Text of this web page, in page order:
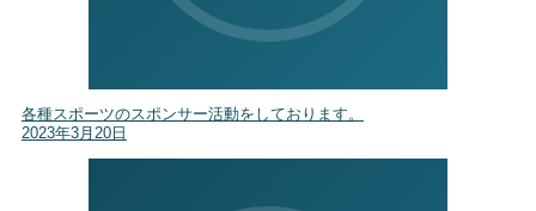
各種スポーツのスポンサー活動をしております。
2023年3月20日